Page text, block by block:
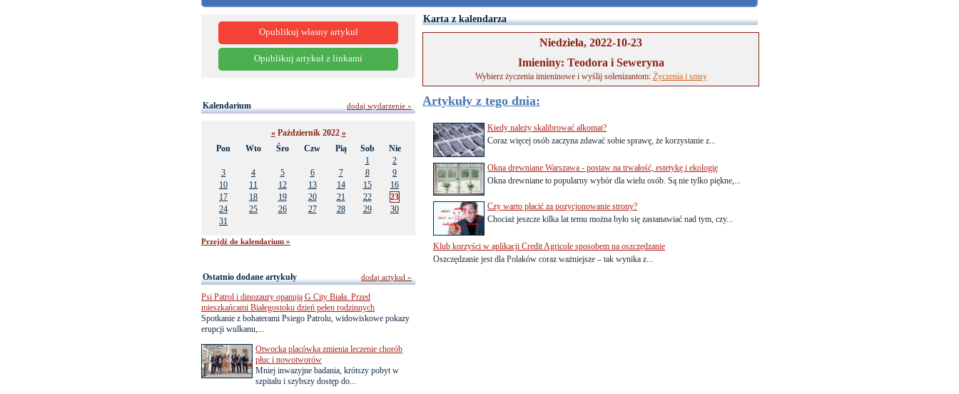
Karta z kalendarza
Niedziela, 2022-10-23
Imieniny: Teodora i Seweryna
Wybierz życzenia imieninowe i wyślij solenizantom: Życzenia i smsy
Artykuły z tego dnia:
Kiedy należy skalibrować alkomat?
Coraz więcej osób zaczyna zdawać sobie sprawę, że korzystanie z...
Okna drewniane Warszawa - postaw na trwałość, estetykę i ekologię
Okna drewniane to popularny wybór dla wielu osób. Są nie tylko piękne,...
Czy warto płacić za pozycjonowanie strony?
Chociaż jeszcze kilka lat temu można było się zastanawiać nad tym, czy...
Klub korzyści w aplikacji Credit Agricole sposobem na oszczędzanie
Oszczędzanie jest dla Polaków coraz ważniejsze – tak wynika z...
Opublikuj własny artykuł
Opublikuj artykuł z linkami
Kalendarium
«Październik 2022 »
Pon
Wto Śro Czw Pią Sob
Nie
1
2
3
4 5 6 7 8
9
10
11 12 13 14 15
16
17
18 19 20 21 22
23
24
25 26 27 28 29
30
31
Przejdź do kalendarium »
dodaj wydarzenie »
Ostatnio dodane artykuły
Psi Patrol i dinozaury opanują G City Biała. Przed
mieszkańcami Białegostoku dzień pełen rodzinnych
Spotkanie z bohaterami Psiego Patrolu, widowiskowe pokazy
erupcji wulkanu,...
Otwocka placówka zmienia leczenie chorób
płuc i nowotworów
Mniej inwazyjne badania, krótszy pobyt w
szpitalu i szybszy dostęp do...
dodaj artykuł »